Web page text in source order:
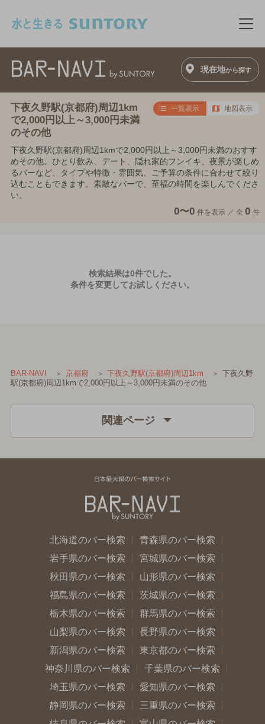
メ
現在地から探す
下夜久野駅(京都府)周辺1km
で2,000円以上～3,000円未満
のその他
一覧表示 地図表示
下夜久野駅(京都府)周辺1kmで2,000円以上～3,000円未満のおすす
めその他。ひとり飲み、デート、隠れ家的フンイキ、夜景が楽しめ
るバーなど、タイプや特徴・雰囲気、ご予算の条件に合わせて絞り
込むこともできます。素敵なバーで、至福の時間を楽しんでくださ
い。
0〜0 件を表示 ／ 全 0 件
検索結果は0件でした。
条件を変更してお試しください。
BAR-NAVI 京都府 下夜久野駅(京都府)周辺1km
下夜久野
駅(京都府)周辺1kmで2,000円以上～3,000円未満のその他
関連ページ
北海道のバー検索
青森県のバー検索
岩手県のバー検索
宮城県のバー検索
秋田県のバー検索
山形県のバー検索
福島県のバー検索
茨城県のバー検索
栃木県のバー検索
群馬県のバー検索
山梨県のバー検索
長野県のバー検索
新潟県のバー検索
東京都のバー検索
神奈川県のバー検索
千葉県のバー検索
埼玉県のバー検索
愛知県のバー検索
静岡県のバー検索
三重県のバー検索